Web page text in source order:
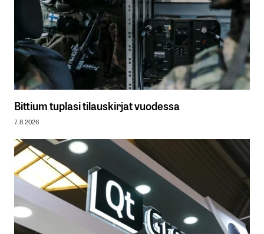
Bittium tuplasi tilauskirjat vuodessa
7.8.2026